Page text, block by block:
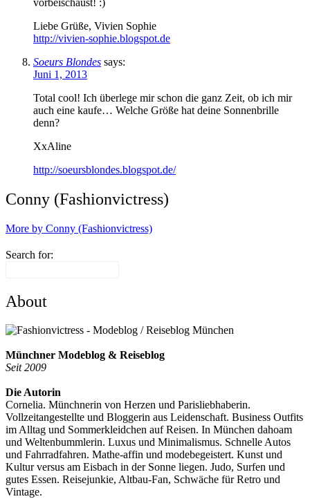
vorbeischaust! :)
Liebe Grüße, Vivien Sophie
http://vivien-sophie.blogspot.de
Soeurs Blondes says:
Juni 1, 2013
Total cool! Ich überlege mir schon die ganz Zeit, ob ich mir
auch eine kaufe… Welche Größe hat deine Sonnenbrille
denn?
XxAline
http://soeursblondes.blogspot.de/
Conny (Fashionvictress)
More by Conny (Fashionvictress)
Search for:
About
Münchner Modeblog & Reiseblog
Seit 2009
Die Autorin
Cornelia. Münchnerin von Herzen und Parisliebhaberin.
Vollzeitangestellte und Bloggerin aus Leidenschaft. Business Outfits
im Alltag und Sommerkleidchen auf Reisen. In München dahoam
und Weltenbummlerin. Luxus und Minimalismus. Schnelle Autos
und Fahrradfahren. Mathe-affin und modebegeistert. Kunst und
Kultur versus am Eisbach in der Sonne liegen. Judo, Surfen und
gutes Essen. Reisejunkie, Altbau-Fan, Schwäche für Retro und
Vintage.